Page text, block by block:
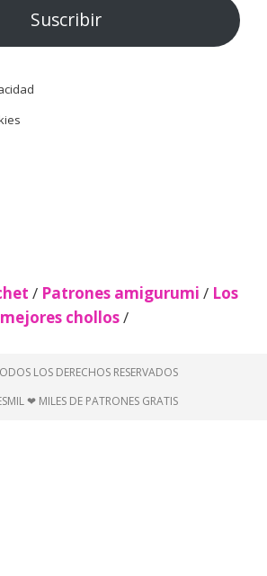
Suscribir
/ Patrones amigurumi / Los
mejores chollos/
LOS DERECHOS RESERVADOS
❤ MILES DE PATRONES GRATIS